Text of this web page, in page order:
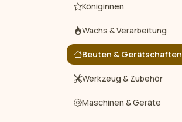
Königinnen
Wachs & Verarbeitung
Beuten & Gerätschaften
Werkzeug & Zubehör
Maschinen & Geräte